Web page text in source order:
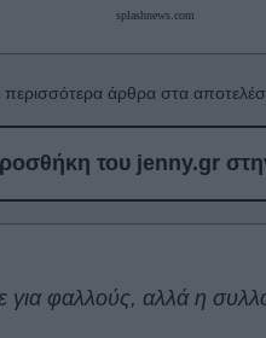
splashnews.com
άρθρα στα
του jenny.gr
για φαλλούς, αλλά η